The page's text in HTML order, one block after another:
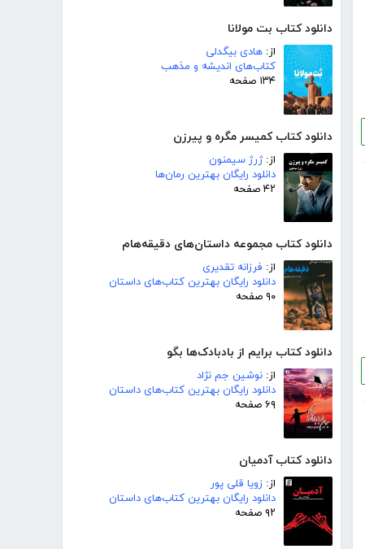
دانلود کتاب بت مولانا
از: هادی بیگدلی
کتاب‌های اندیشه و مذهب
۱۳۴ صفحه
دانلود کتاب کمیسر مگره و پیرزن
از:ژرژ سیمنون
دانلود رایگان بهترین رمان‌ها
۴۲ صفحه
دانلود کتاب مجموعه داستان‌های دقیقه‌هام
از: فرزانه تقدیری
دانلود رایگان بهترین کتاب‌های داستان
۹۰ صفحه
دانلود کتاب برایم از بادبادک‌ها بگو
از: نوشین جم نژاد
دانلود رایگان بهترین کتاب‌های داستان
۶۹ صفحه
دانلود کتاب آدمیان
از: زویا قلی پور
دانلود رایگان بهترین کتاب‌های داستان
۹۲ صفحه